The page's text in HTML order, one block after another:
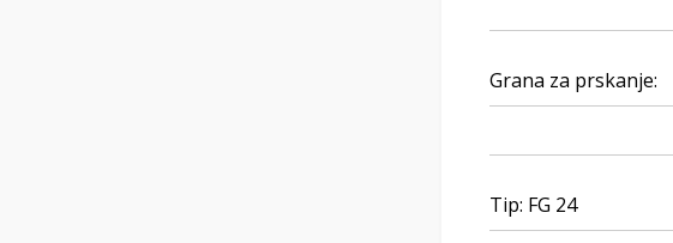
Grana za prskanje:
Tip: FG 24